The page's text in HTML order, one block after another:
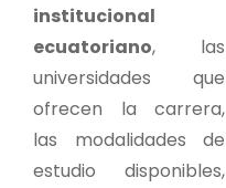
institucional
ecuatoriano, las
universidades que
ofrecen la carrera,
las modalidades de
estudio disponibles,